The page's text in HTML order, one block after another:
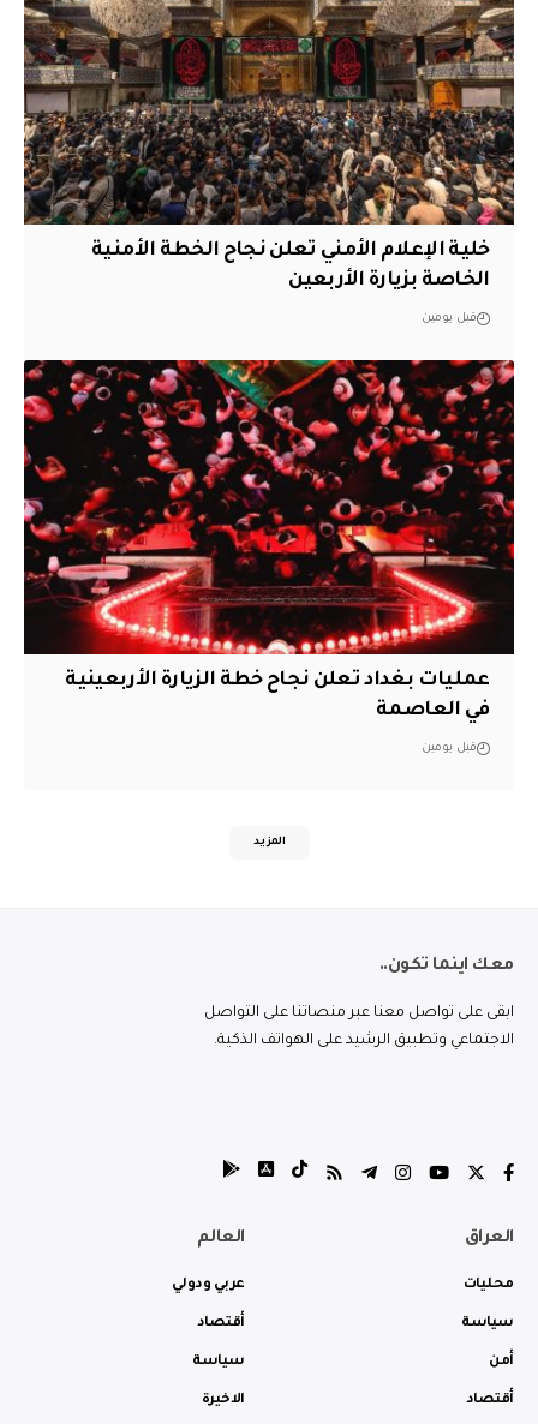
خلية الإعلام الأمني تعلن نجاح الخطة الأمنية
الخاصة بزيارة الأربعين
قبل يومين
عمليات بغداد تعلن نجاح خطة الزيارة الأربعينية
في العاصمة
قبل يومين
المزيد
معك اينما تكون..
ابقى على تواصل معنا عبر منصاتنا على التواصل
الاجتماعي وتطبيق الرشيد على الهواتف الذكية.
العراق
محليات
سياسة
أمن
أقتصاد
العالم
عربي ودولي
أقتصاد
سياسة
الاخيرة